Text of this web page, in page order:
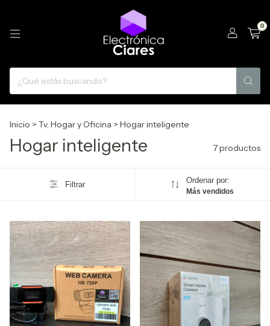
0
Inicio > Tv, Hogar y Oficina > Hogar inteligente
Hogar inteligente 7 productos
Filtrar Ordenar por:
Más vendidos